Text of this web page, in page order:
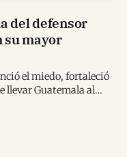
del defensor
su mayor
el miedo, fortaleció
llevar Guatemala al